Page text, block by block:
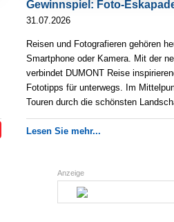
Gewinnspiel: Foto-
31.07.2026
Reisen und Fotografieren gehören
Smartphone oder Kamera. Mit der
verbindet DUMONT Reise
Fototipps für unterwegs. Im
Touren durch die schönsten
Lesen Sie mehr...
Anzeige